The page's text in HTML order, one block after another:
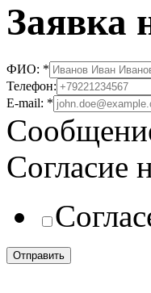
Заявка
ФИО: *
Телефон:
E-mail: *
Согласие
Отправить